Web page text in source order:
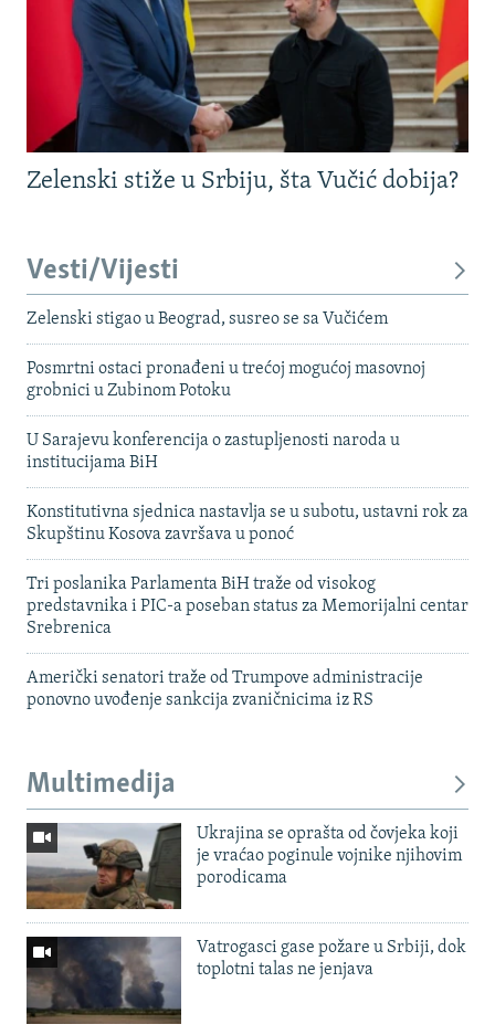
Zelenski stiže u Srbiju, šta Vučić dobija?
Vesti/Vijesti
Zelenski stigao u Beograd, susreo se sa Vučićem
Posmrtni ostaci pronađeni u trećoj mogućoj masovnoj
grobnici u Zubinom Potoku
U Sarajevu konferencija o zastupljenosti naroda u
institucijama BiH
Konstitutivna sjednica nastavlja se u subotu, ustavni rok za
Skupštinu Kosova završava u ponoć
Tri poslanika Parlamenta BiH traže od visokog
predstavnika i PIC-a poseban status za Memorijalni centar
Srebrenica
Američki senatori traže od Trumpove administracije
ponovno uvođenje sankcija zvaničnicima iz RS
Multimedija
Ukrajina se oprašta od čovjeka koji
je vraćao poginule vojnike njihovim
porodicama
Vatrogasci gase požare u Srbiji, dok
toplotni talas ne jenjava